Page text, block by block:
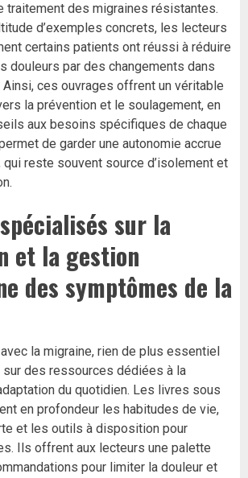
traitement des migraines résistantes.
d’exemples concrets, les lecteurs
certains patients ont réussi à réduire
douleurs par des changements dans
Ainsi, ces ouvrages offrent un véritable
la prévention et le soulagement, en
aux besoins spécifiques de chaque
de garder une autonomie accrue
qui reste souvent source d’isolement et
sur la
et la gestion
des symptômes de la
la migraine, rien de plus essentiel
sur des ressources dédiées à la
du quotidien. Les livres sous
en profondeur les habitudes de vie,
et les outils à disposition pour
Ils offrent aux lecteurs une palette
pour limiter la douleur et